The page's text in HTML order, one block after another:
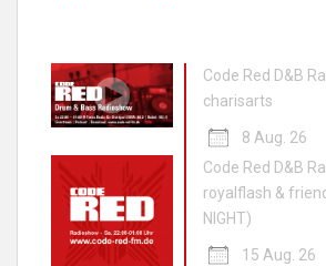
Code Red D&B
charisarts
8 Aug. 26
Code Red D&B
royalflash &
NIGHT)
15 Aug. 26